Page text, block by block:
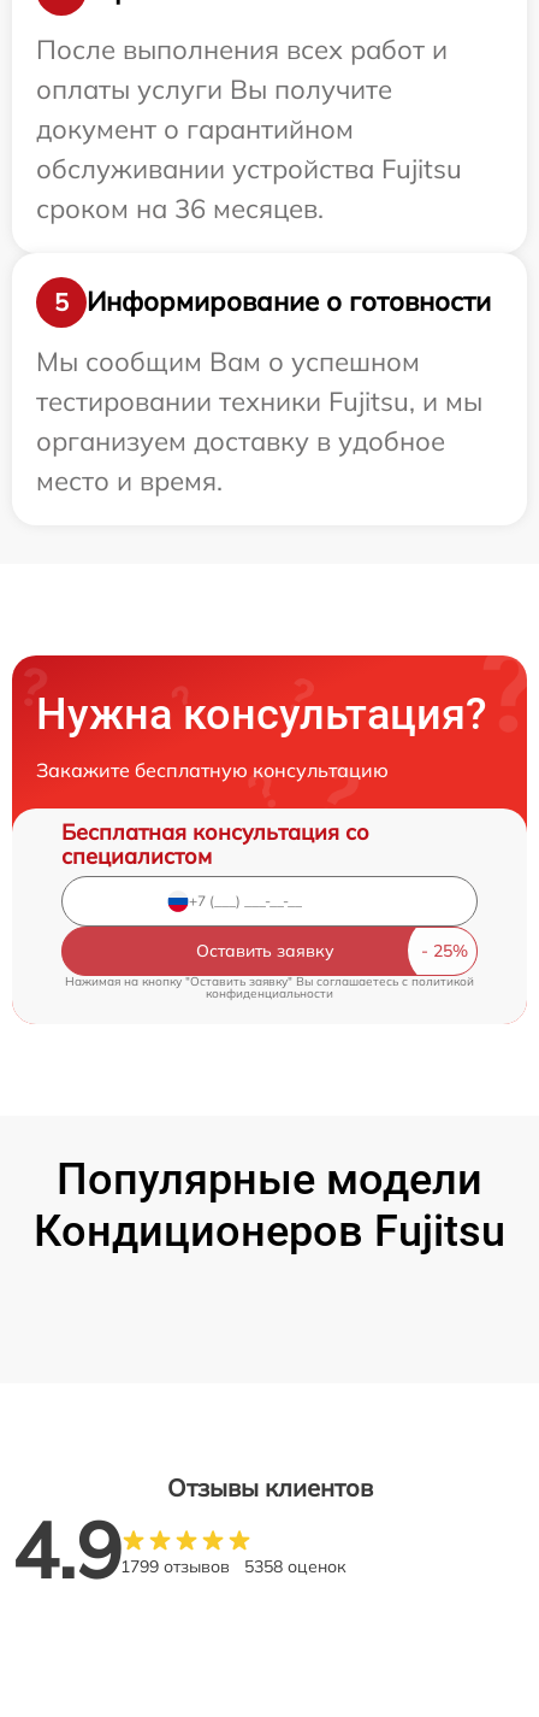
После выполнения всех работ и
оплаты услуги Вы получите
документ о гарантийном
обслуживании устройства Fujitsu
сроком на 36 месяцев.
5
Информирование о готовности
Мы сообщим Вам о успешном
тестировании техники Fujitsu, и мы
организуем доставку в удобное
место и время.
Нужна консультация?
Закажите бесплатную консультацию
Бесплатная консультация со
специалистом
Оставить заявку
Нажимая на кнопку "Оставить заявку" Вы соглашаетесь cполитикой
конфиденциальности
Популярные модели
Кондиционеров Fujitsu
Отзывы клиентов
4.91799 отзывов 5358 оценок